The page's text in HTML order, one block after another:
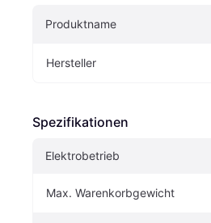
Produktname
Hersteller
Spezifikationen
Elektrobetrieb
Max. Warenkorbgewicht